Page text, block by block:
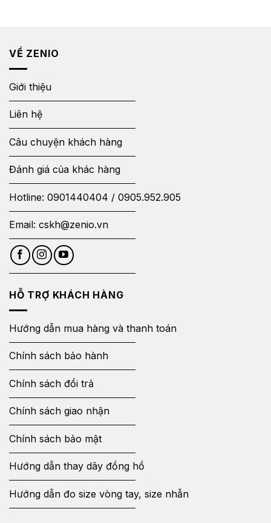
VỀ ZENIO
Giới thiệu
Liên hệ
Câu chuyện khách hàng
Đánh giá của khác hàng
Hotline: 0901440404 / 0905.952.905
Email: cskh@zenio.vn
HỖ TRỢ KHÁCH HÀNG
Hướng dẫn mua hàng và thanh toán
Chính sách bảo hành
Chính sách đổi trả
Chính sách giao nhận
Chính sách bảo mật
Hướng dẫn thay dây đồng hồ
Hướng dẫn đo size vòng tay, size nhẫn